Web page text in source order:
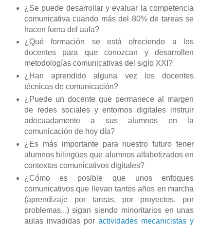
¿Se puede desarrollar y evaluar la competencia
comunicativa cuando más del 80% de tareas se
hacen fuera del aula?
¿Qué formación se está ofreciendo a los
docentes para que conozcan y desarrollen
metodologías comunicativas del siglo XXI?
¿Han aprendido alguna vez los docentes
técnicas de comunicación?
¿Puede un docente que permanece al margen
de redes sociales y entornos digitales instruir
adecuadamente a sus alumnos en la
comunicación de hoy día?
¿Es más importante para nuestro futuro tener
alumnos bilingües que alumnos alfabetizados en
contextos comunicativos digitales?
¿Cómo es posible que unos enfoques
comunicativos que llevan tantos años en marcha
(aprendizaje por tareas, por proyectos, por
problemas...) sigan siendo minoritarios en unas
aulas invadidas poractividades mecanicistas y